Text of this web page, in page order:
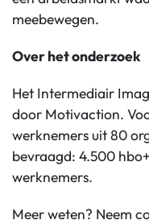
meebewegen.
Over het onderzoek
Het Intermediair
door Motivaction.
werknemers uit 80
bevraagd: 4.500
werknemers.
Meer weten? Neem